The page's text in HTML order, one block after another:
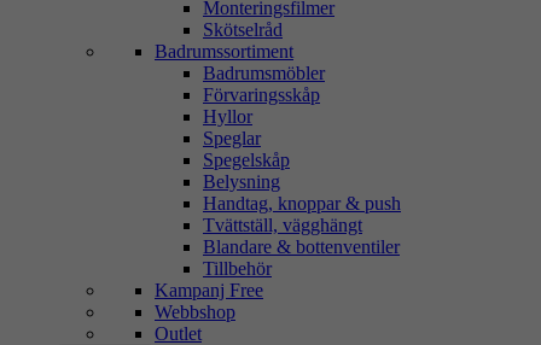
Monteringsfilmer
Skötselråd
Badrumssortiment
Badrumsmöbler
Förvaringsskåp
Hyllor
Speglar
Spegelskåp
Belysning
Handtag, knoppar & push
Tvättställ, vägghängt
Blandare & bottenventiler
Tillbehör
Kampanj Free
Webbshop
Outlet